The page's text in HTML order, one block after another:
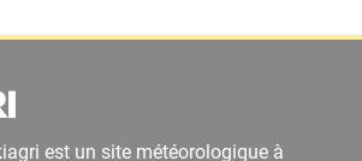
est un site météorologique à